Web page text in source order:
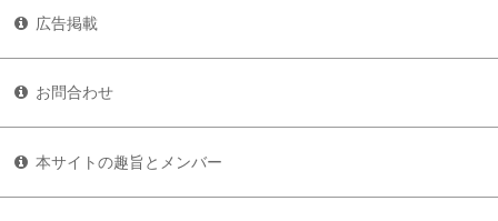
広告掲載
お問合わせ
本サイトの趣旨とメンバー